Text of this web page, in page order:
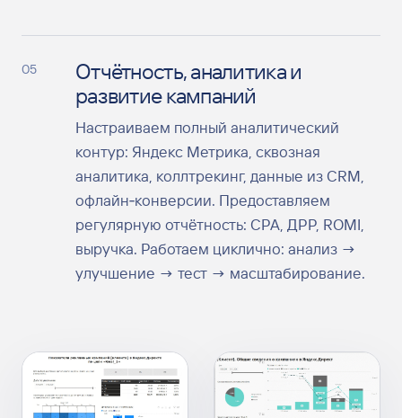
05
Отчётность, аналитика и
развитие кампаний
Настраиваем полный аналитический
контур: Яндекс Метрика, сквозная
аналитика, коллтрекинг, данные из CRM,
офлайн‑конверсии. Предоставляем
регулярную отчётность: CPA, ДРР, ROMI,
выручка. Работаем циклично: анализ →
улучшение → тест → масштабирование.